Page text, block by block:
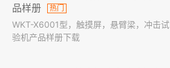
品样册
热门
WKT-X6001型，触摸屏，悬臂梁，冲击试
验机产品样册下载